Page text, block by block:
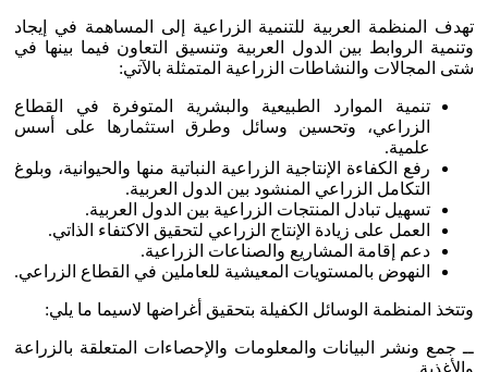
تهدف المنظمة العربية للتنمية الزراعية إلى المساهمة في إيجاد
وتنمية الروابط بين الدول العربية وتنسيق التعاون فيما بينها في
شتى المجالات والنشاطات الزراعية المتمثلة بالآتي:
تنمية الموارد الطبيعية والبشرية المتوفرة في القطاع
الزراعي، وتحسين وسائل وطرق استثمارها على أسس
علمية.
رفع الكفاءة الإنتاجية الزراعية النباتية منها والحيوانية، وبلوغ
التكامل الزراعي المنشود بين الدول العربية.
تسهيل تبادل المنتجات الزراعية بين الدول العربية.
العمل على زيادة الإنتاج الزراعي لتحقيق الاكتفاء الذاتي.
دعم إقامة المشاريع والصناعات الزراعية.
النهوض بالمستويات المعيشية للعاملين في القطاع الزراعي.
وتتخذ المنظمة الوسائل الكفيلة بتحقيق أغراضها لاسيما ما يلي:
ــ جمع ونشر البيانات والمعلومات والإحصاءات المتعلقة بالزراعة